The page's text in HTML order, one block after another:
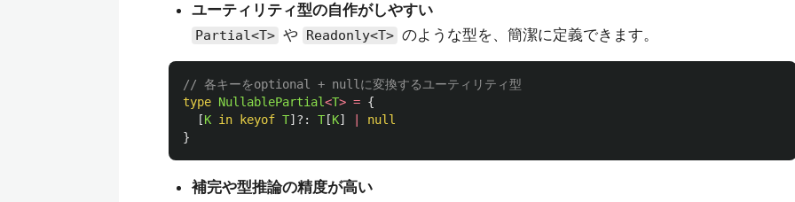
ユーティリティ型の自作がしやすい
Partial<T> や Readonly<T> のような型を、簡潔に定義できます。
// 各キーをoptional + nullに変換するユーティリティ型
type NullablePartial<T> = {
[K in keyof T]?: T [K]
null
}
補完や型推論の精度が高い